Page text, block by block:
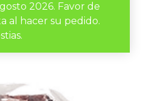
2026. Favor de
al hacer su pedido.